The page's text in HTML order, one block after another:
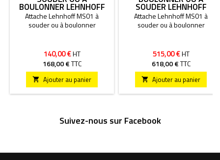
BOULONNER LEHNHOFF
Attache Lehnhoff MS01 à
souder ou à boulonner
140,00 €HT
168,00 €TTC
 Ajouter au panier
SOUDER LEHNHOFF
Attache Lehnhoff MS01 à
souder ou à boulonner
515,00 €HT
618,00 €TTC
 Ajouter au panier
Suivez-nous sur Facebook